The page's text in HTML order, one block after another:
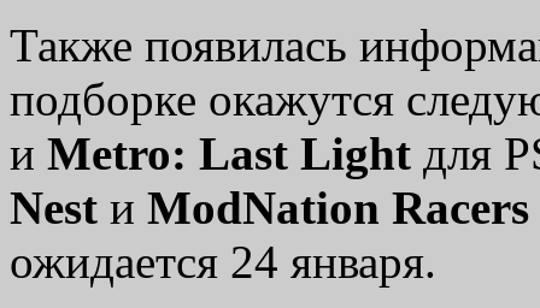
Также появилась
подборке окажутся
и Metro: Last Light для
Nest и ModNation Racers
ожидается 24 января.